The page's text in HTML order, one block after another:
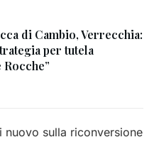
di Cambio, Verrecchia:
per tutela
nuovo sulla riconversione